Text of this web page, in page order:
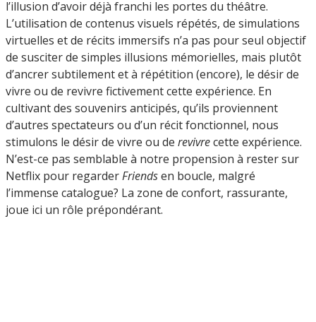
l’illusion d’avoir déjà franchi les portes du théâtre.
L’utilisation de contenus visuels répétés, de simulations
virtuelles et de récits immersifs n’a pas pour seul objectif
de susciter de simples illusions mémorielles, mais plutôt
d’ancrer subtilement et à répétition (encore), le désir de
vivre ou de revivre fictivement cette expérience. En
cultivant des souvenirs anticipés, qu’ils proviennent
d’autres spectateurs ou d’un récit fonctionnel, nous
stimulons le désir de vivre ou de revivrecette expérience.
N’est-ce pas semblable à notre propension à rester sur
Netflix pour regarderFriendsen boucle, malgré
l’immense catalogue? La zone de confort, rassurante,
joue ici un rôle prépondérant.